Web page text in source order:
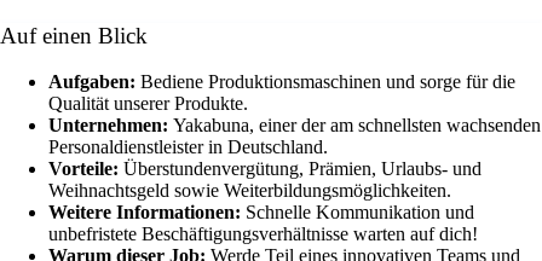
Auf einen Blick
Aufgaben: Bediene Produktionsmaschinen und sorge für die
Qualität unserer Produkte.
Unternehmen: Yakabuna, einer der am schnellsten wachsenden
Personaldienstleister in Deutschland.
Vorteile: Überstundenvergütung, Prämien, Urlaubs- und
Weihnachtsgeld sowie Weiterbildungsmöglichkeiten.
Weitere Informationen: Schnelle Kommunikation und
unbefristete Beschäftigungsverhältnisse warten auf dich!
Warum dieser Job: Werde Teil eines innovativen Teams und